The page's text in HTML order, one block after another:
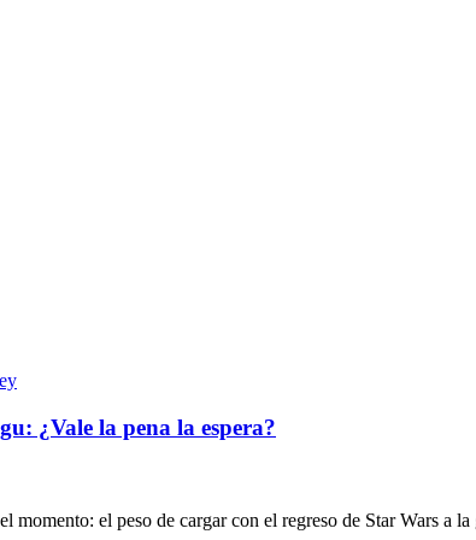
¿Vale la pena la espera?
el peso de cargar con el regreso de Star Wars a la